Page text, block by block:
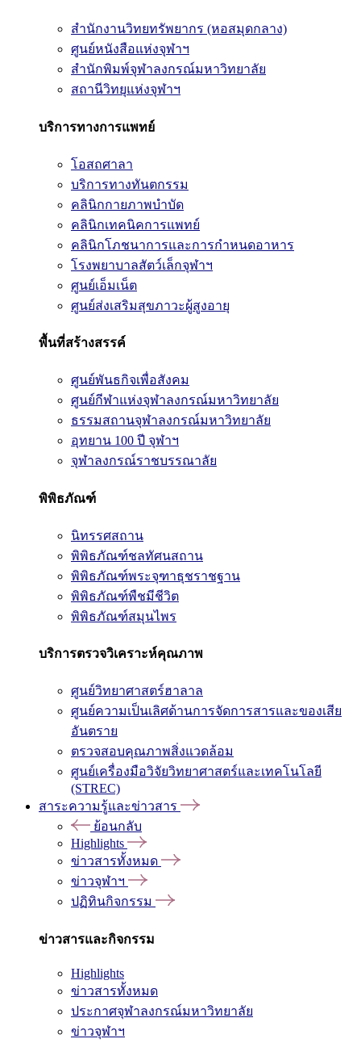
สำนักงานวิทยทรัพยากร (หอสมุดกลาง)
ศูนย์หนังสือแห่งจุฬาฯ
สำนักพิมพ์จุฬาลงกรณ์มหาวิทยาลัย
สถานีวิทยุแห่งจุฬาฯ
บริการทางการแพทย์
โอสถศาลา
บริการทางทันตกรรม
คลินิกกายภาพบำบัด
คลินิกเทคนิคการแพทย์
คลินิกโภชนาการและการกำหนดอาหาร
โรงพยาบาลสัตว์เล็กจุฬาฯ
ศูนย์เอ็มเน็ต
ศูนย์ส่งเสริมสุขภาวะผู้สูงอายุ
พื้นที่สร้างสรรค์
ศูนย์พันธกิจเพื่อสังคม
ศูนย์กีฬาแห่งจุฬาลงกรณ์มหาวิทยาลัย
ธรรมสถานจุฬาลงกรณ์มหาวิทยาลัย
อุทยาน 100 ปี จุฬาฯ
จุฬาลงกรณ์ราชบรรณาลัย
พิพิธภัณฑ์
นิทรรศสถาน
พิพิธภัณฑ์ชลทัศนสถาน
พิพิธภัณฑ์พระจุฑาธุชราชฐาน
พิพิธภัณฑ์พืชมีชีวิต
พิพิธภัณฑ์สมุนไพร
บริการตรวจวิเคราะห์คุณภาพ
ศูนย์วิทยาศาสตร์ฮาลาล
ศูนย์ความเป็นเลิศด้านการจัดการสารและของเสีย
อันตราย
ตรวจสอบคุณภาพสิ่งแวดล้อม
ศูนย์เครื่องมือวิจัยวิทยาศาสตร์และเทคโนโลยี
(STREC)
สาระความรู้และข่าวสาร
ย้อนกลับ
Highlights
ข่าวสารทั้งหมด
ข่าวจุฬาฯ
ปฏิทินกิจกรรม
ข่าวสารและกิจกรรม
Highlights
ข่าวสารทั้งหมด
ประกาศจุฬาลงกรณ์มหาวิทยาลัย
ข่าวจุฬาฯ